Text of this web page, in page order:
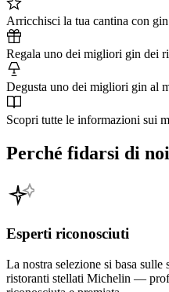
Arricchisci la tua cantina con
Regala uno dei migliori gin dei
Degusta uno dei migliori gin al
Scopri tutte le informazioni sui
Perché fidarsi di
Esperti riconosciuti
La nostra selezione si basa
ristoranti stellati Michelin —